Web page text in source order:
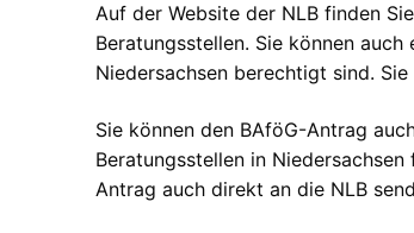
Auf der Website der NLB finden
Beratungsstellen. Sie können
Niedersachsen berechtigt sind.
Sie können den BAföG-Antrag
Beratungsstellen in
Antrag auch direkt an die NLB